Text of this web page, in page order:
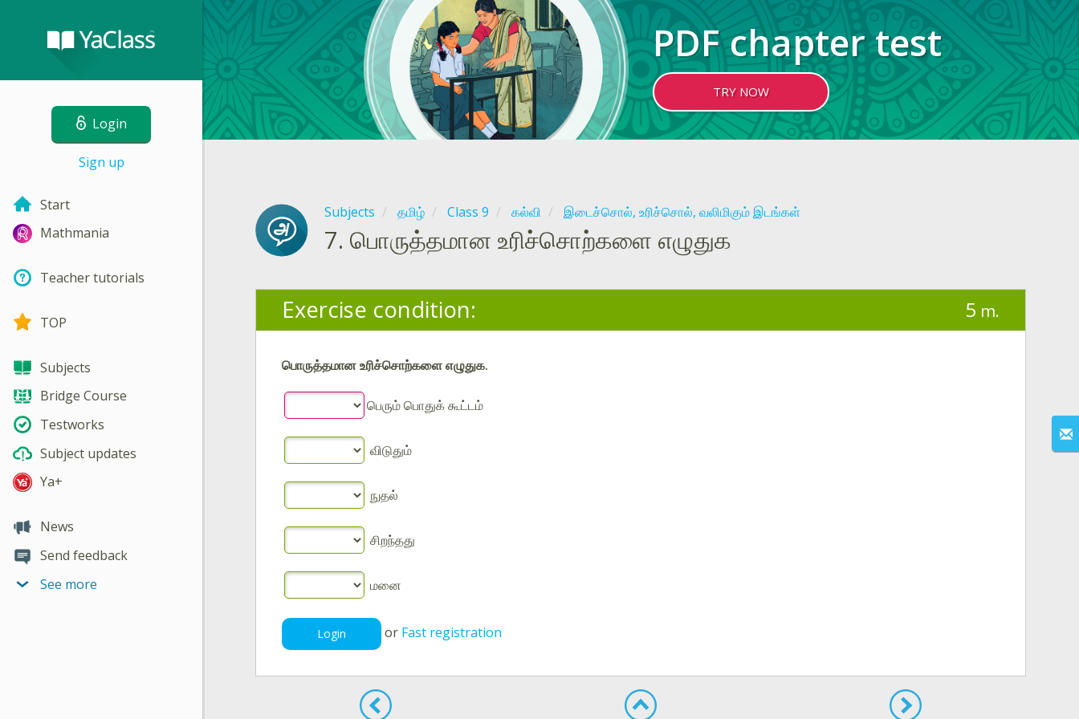
Login
Sign up
Start
Mathmania
Teacher tutorials
TOP
Subjects
Bridge Course
Testworks
Subject updates
Ya+
News
Send feedback
See more
PDF chapter test
TRY NOW
Subjects தமிழ் Class 9 கல்வி இடைச்சொல், உரிச்சொல், வலிமிகும் இடங்கள்
7. பொருத்தமான உரிச்சொற்களை எழுதுக
Exercise condition: 5 m.
பொருத்தமான உரிச்சொற்களை எழுதுக.
பெரும் பொதுக் கூட்டம்
விடுதும்
நுதல்
சிறந்தது
மனை
Login or Fast registration